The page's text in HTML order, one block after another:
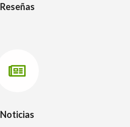
Reseñas
Noticias